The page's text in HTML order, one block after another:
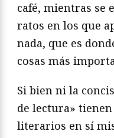
café, mientras se
ratos en los que
nada, que es
cosas más
Si bien ni la
de lectura»
literarios en sí